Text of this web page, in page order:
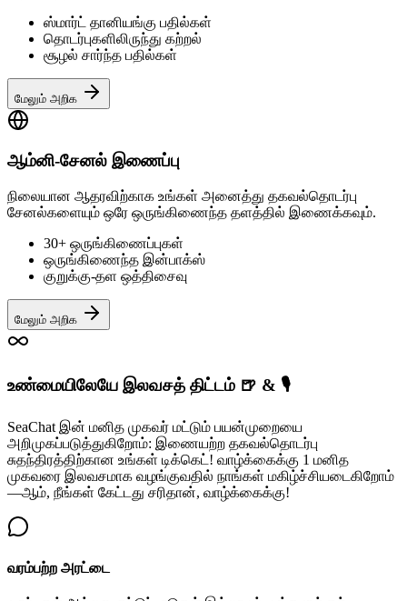
ஸ்மார்ட் தானியங்கு பதில்கள்
தொடர்புகளிலிருந்து கற்றல்
சூழல் சார்ந்த பதில்கள்
மேலும் அறிக
ஆம்னி-சேனல் இணைப்பு
நிலையான ஆதரவிற்காக உங்கள் அனைத்து தகவல்தொடர்பு
சேனல்களையும் ஒரே ஒருங்கிணைந்த தளத்தில் இணைக்கவும்.
30+ ஒருங்கிணைப்புகள்
ஒருங்கிணைந்த இன்பாக்ஸ்
குறுக்கு-தள ஒத்திசைவு
மேலும் அறிக
உண்மையிலேயே இலவசத் திட்டம் 🍺 & 🎙️
SeaChat இன் மனித முகவர் மட்டும் பயன்முறையை
அறிமுகப்படுத்துகிறோம்: இணையற்ற தகவல்தொடர்பு
சுதந்திரத்திற்கான உங்கள் டிக்கெட்! வாழ்க்கைக்கு 1 மனித
முகவரை இலவசமாக வழங்குவதில் நாங்கள் மகிழ்ச்சியடைகிறோம்
—ஆம், நீங்கள் கேட்டது சரிதான், வாழ்க்கைக்கு!
வரம்பற்ற அரட்டை